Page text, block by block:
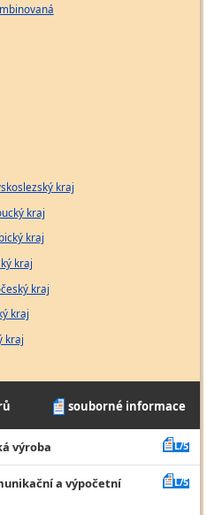
kraj
kraj
kraj
kraj
kraj
kraj
kraj
souborné informace
výroba L/5
a výpočetní
L/5